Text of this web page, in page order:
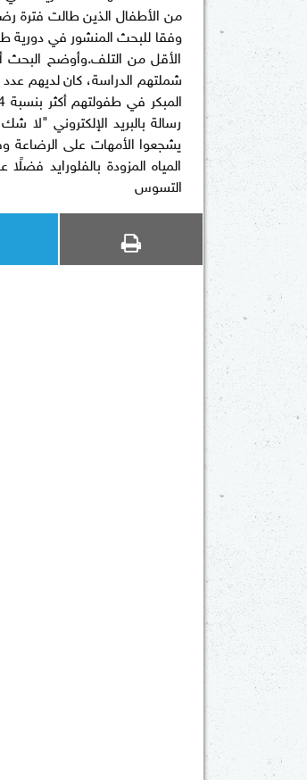
من الأطفال الذين طالت فترة
وفقا للبحث المنشور في دورية
الأقل من التلف.وأوضح البحث
شملتهم الدراسة، كان لديهم
رسالة بالبريد الإلكتروني
يشجعوا الأمهات على
المياه المزودة بالفلورايد
التسوس